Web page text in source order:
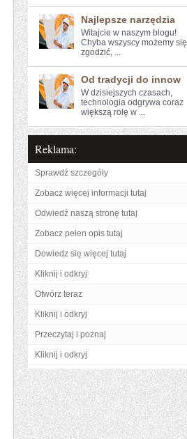
Najlepsze narzędzia
Witajcie w ⁢naszym blogu!‌
Chyba wszyscy możemy się⁤
zgodzić, ...
Od tradycji do innow
W dzisiejszych czasach,
technologia odgrywa coraz
większą⁤ rolę ‍w ...
Reklama:
Sprawdź szczegóły
Zobacz więcej informacji tutaj
Odwiedź naszą stronę tutaj
Zobacz pełen opis tutaj
Dowiedz się więcej tutaj
Kliknij i odkryj
Otwórz teraz
Kliknij i odkryj
Przeczytaj i poznaj
Kliknij i odkryj